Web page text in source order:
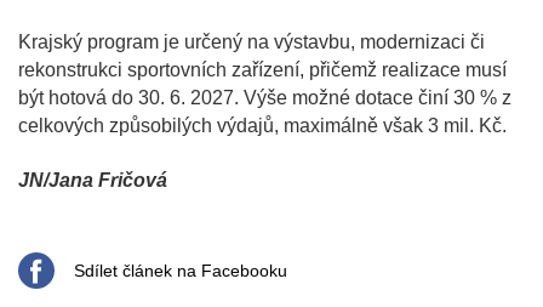
Krajský program je určený na výstavbu, modernizaci či
rekonstrukci sportovních zařízení, přičemž realizace musí
být hotová do 30. 6. 2027. Výše možné dotace činí 30 % z
celkových způsobilých výdajů, maximálně však 3 mil. Kč.
JN/Jana Fričová
Sdílet článek na Facebooku